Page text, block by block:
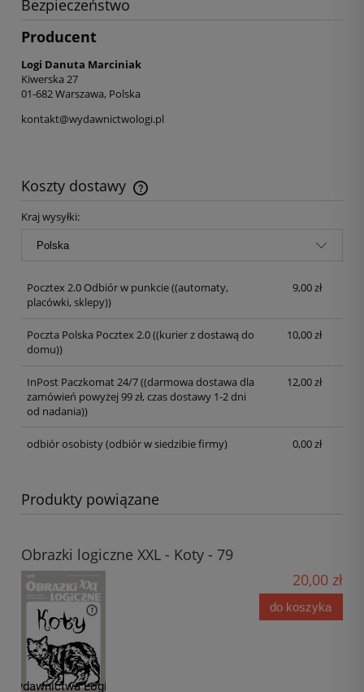
Bezpieczeństwo
Producent
Logi Danuta Marciniak
Kiwerska 27
01-682 Warszawa, Polska
kontakt@wydawnictwologi.pl
Koszty dostawy
Kraj wysyłki:
Pocztex 2.0 Odbiór w punkcie((automaty,
placówki, sklepy))
9,00 zł
Poczta Polska Pocztex 2.0((kurier z dostawą do
domu))
10,00 zł
InPost Paczkomat 24/7((darmowa dostawa dla
zamówień powyżej 99 zł, czas dostawy 1-2 dni
od nadania))
12,00 zł
odbiór osobisty(odbiór w siedzibie firmy) 0,00 zł
Produkty powiązane
Obrazki logiczne XXL - Koty - 79
20,00 zł
do koszyka